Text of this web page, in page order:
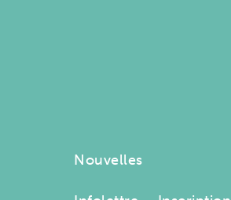
Nouvelles